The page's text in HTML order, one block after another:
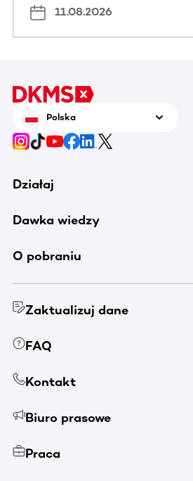
11.08.2026
Polska
Działaj
Dawka wiedzy
O pobraniu
Zaktualizuj dane
FAQ
Kontakt
Biuro prasowe
Praca